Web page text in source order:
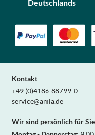
Deutschlands
Kontakt
+49 (0)4186-88799-0
service@amla.de
Wir sind persönlich für